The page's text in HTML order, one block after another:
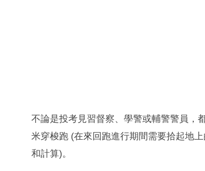
不論是投考見習督察、學警或輔警警員，
米穿梭跑 (在來回跑進行期間需要拾起地
和計算)。